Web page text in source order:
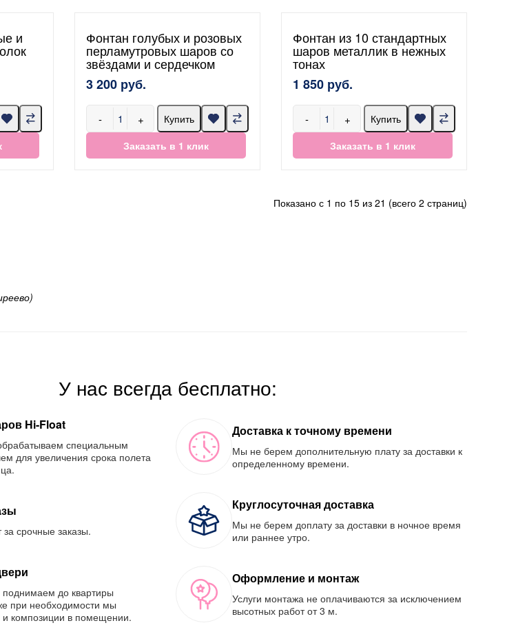
и Фонтан голубых и розовых
перламутровых шаров со
звёздами и сердечком
3 200 руб.
- +
Купить
Заказать в 1 клик
Фонтан из 10 стандартных
шаров металлик в нежных
тонах
1 850 руб.
- +
Купить
Заказать в 1 клик
Показано с 1 по 15 из 21 (всего 2 страниц)
У нас всегда бесплатно:
Hi-Float
специальным
для увеличения срока полета
Доставка к точному времени
Мы не берем дополнительную плату за доставки к
определенному времени.
срочные заказы.
Круглосуточная доставка
Мы не берем доплату за доставки в ночное время
или раннее утро.
до квартиры
при необходимости мы
композиции в помещении.
Оформление и монтаж
Услуги монтажа не оплачиваются за исключением
высотных работ от 3 м.